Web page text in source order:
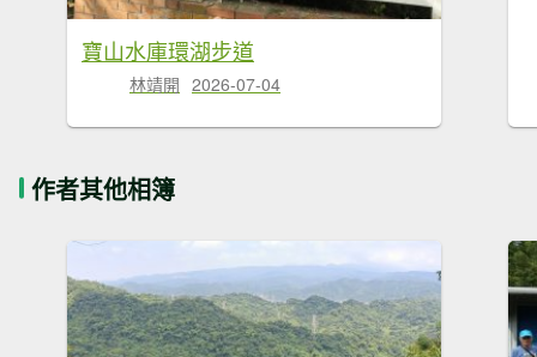
寶山水庫環湖步道
林靖開 2026-07-04
作者其他相簿